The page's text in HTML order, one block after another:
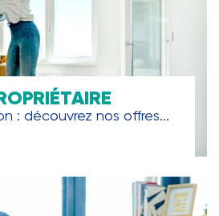
: découvrez nos offres...